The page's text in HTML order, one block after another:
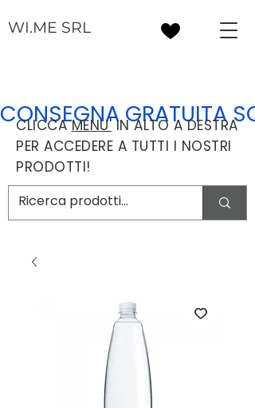
WI.ME SRL
CONSEGNA GRATUITA
CLICCAMENU' IN ALTO A DESTRA
PER ACCEDERE A TUTTI I NOSTRI
PRODOTTI!